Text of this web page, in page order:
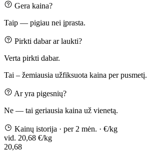
Gera kaina?
Taip — pigiau nei įprasta.
Pirkti dabar ar laukti?
Verta pirkti dabar.
Tai – žemiausia užfiksuota kaina per pusmetį.
Ar yra pigesnių?
Ne — tai geriausia kaina už vienetą.
Kainų istorija · per 2 mėn. · €/kg
vid. 20,68 €/kg
20,68